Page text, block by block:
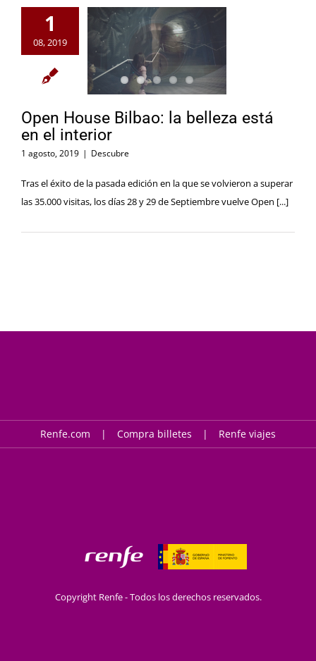
1
08, 2019
Open House Bilbao: la belleza está
en el interior
1 agosto, 2019 | Descubre
Tras el éxito de la pasada edición en la que se volvieron a superar
las 35.000 visitas, los días 28 y 29 de Septiembre vuelve Open [...]
Renfe.com Compra billetes Renfe viajes
Copyright Renfe - Todos los derechos reservados.